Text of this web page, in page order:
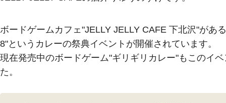
ボードゲームカフェ"JELLY JELLY CAFE 下北沢"があ
8"というカレーの祭典イベントが開催されています。
現在発売中のボードゲーム"ギリギリカレー"もこのイ
た。